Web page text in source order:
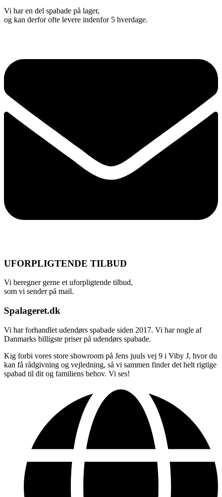
Vi har en del spabade på lager,
og kan derfor ofte levere indenfor 5 hverdage.
UFORPLIGTENDE TILBUD
Vi beregner gerne et uforpligtende tilbud,
som vi sender på mail.
Spalageret.dk
Vi har forhandlet udendørs spabade siden 2017. Vi har nogle af
Danmarks billigste priser på udendørs spabade.
Kig forbi vores store showroom på Jens juuls vej 9 i Viby J, hvor du
kan få rådgivning og vejledning, så vi sammen finder det helt rigtige
spabad til dit og familiens behov. Vi ses!